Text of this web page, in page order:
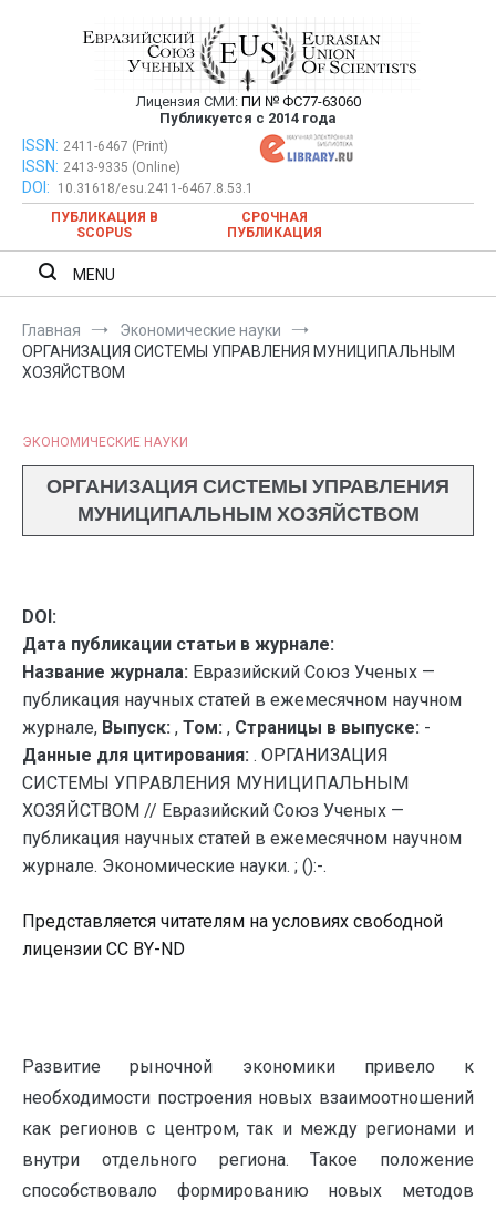
Евразийский Союз Ученых —
публикация научных статей в
ежемесячном научном журнале
Лицензия СМИ: ПИ № ФС77-63060
Публикуется с 2014 года
Евразийский Союз Ученых — публикация научных статей в
ежемесячном научном журнале
ISSN: 2411-6467 (Print)
ISSN: 2413-9335 (Online)
DOI:
10.31618/esu.2411-6467.8.53.1
ПУБЛИКАЦИЯ В
SCOPUS
СРОЧНАЯ
ПУБЛИКАЦИЯ
MENU
Главная
Экономические науки
ОРГАНИЗАЦИЯ СИСТЕМЫ УПРАВЛЕНИЯ МУНИЦИПАЛЬНЫМ
ХОЗЯЙСТВОМ
ЭКОНОМИЧЕСКИЕ НАУКИ
ОРГАНИЗАЦИЯ СИСТЕМЫ УПРАВЛЕНИЯ
МУНИЦИПАЛЬНЫМ ХОЗЯЙСТВОМ
DOI:
Дата публикации статьи в журнале:
Название журнала: Евразийский Союз Ученых —
публикация научных статей в ежемесячном научном
журнале, Выпуск: , Том: , Страницы в выпуске: -
Данные для цитирования: . ОРГАНИЗАЦИЯ
СИСТЕМЫ УПРАВЛЕНИЯ МУНИЦИПАЛЬНЫМ
ХОЗЯЙСТВОМ // Евразийский Союз Ученых —
публикация научных статей в ежемесячном научном
журнале. Экономические науки. ; ():-.
Представляется читателям на условиях свободной
лицензии CC BY-ND
Развитие рыночной экономики привело к
необходимости построения новых взаимоотношений
как регионов с центром, так и между регионами и
внутри отдельного региона. Такое положение
способствовало формированию новых методов